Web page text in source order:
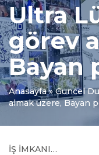
Ultra
görev
Bayan
Anasayfa»Güncel
almak üzere, Bayan
İŞ İMKANI…